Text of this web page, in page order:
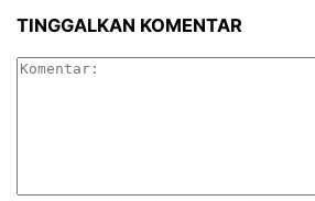
TINGGALKAN KOMENTAR